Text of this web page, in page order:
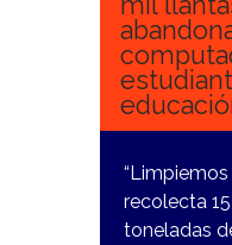
recolecta
toneladas